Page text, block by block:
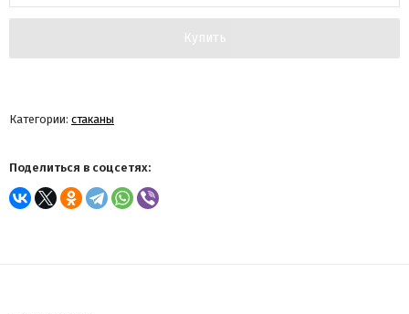
Купить
Категории: стаканы
Поделиться в соцсетях: